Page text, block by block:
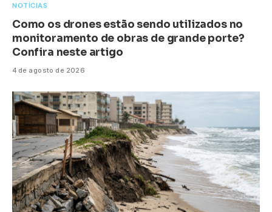
NOTÍCIAS
Como os drones estão sendo utilizados no
monitoramento de obras de grande porte?
Confira neste artigo
4 de agosto de 2026